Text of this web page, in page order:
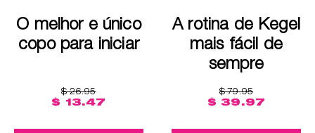
O melhor e único
copo para iniciar
$ 26.95
$ 13.47
A rotina de Kegel
mais fácil de
sempre
$ 79.95
$ 39.97